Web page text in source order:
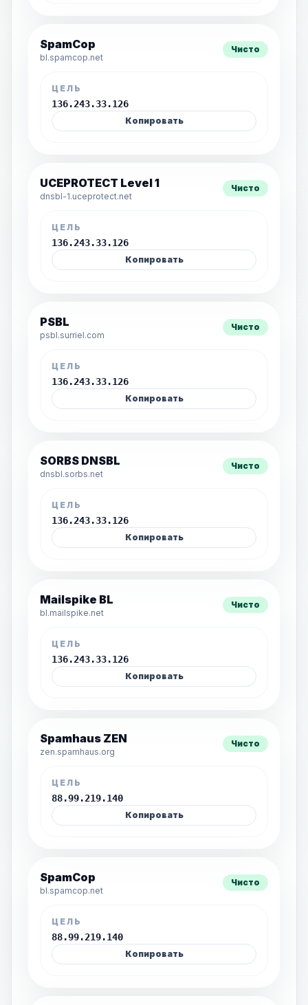
SpamCop
bl.spamcop.net
Чисто
ЦЕЛЬ
136.243.33.126
Копировать
UCEPROTECT Level 1
dnsbl-1.uceprotect.net
Чисто
ЦЕЛЬ
136.243.33.126
Копировать
PSBL
psbl.surriel.com
Чисто
ЦЕЛЬ
136.243.33.126
Копировать
SORBS DNSBL
dnsbl.sorbs.net
Чисто
ЦЕЛЬ
136.243.33.126
Копировать
Mailspike BL
bl.mailspike.net
Чисто
ЦЕЛЬ
136.243.33.126
Копировать
Spamhaus ZEN
zen.spamhaus.org
Чисто
ЦЕЛЬ
88.99.219.140
Копировать
SpamCop
bl.spamcop.net
Чисто
ЦЕЛЬ
88.99.219.140
Копировать